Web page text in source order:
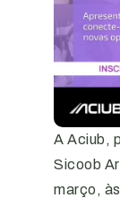
A Aciub,
Sicoob
março,